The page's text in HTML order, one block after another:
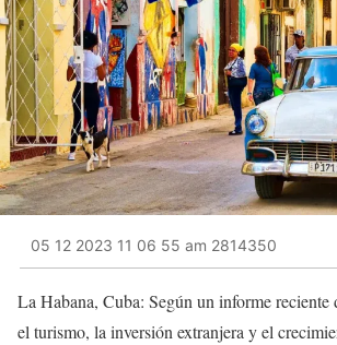
05 12 2023 11 06 55 am 2814350
La Habana, Cuba: Según un informe reciente
el turismo, la inversión extranjera y el